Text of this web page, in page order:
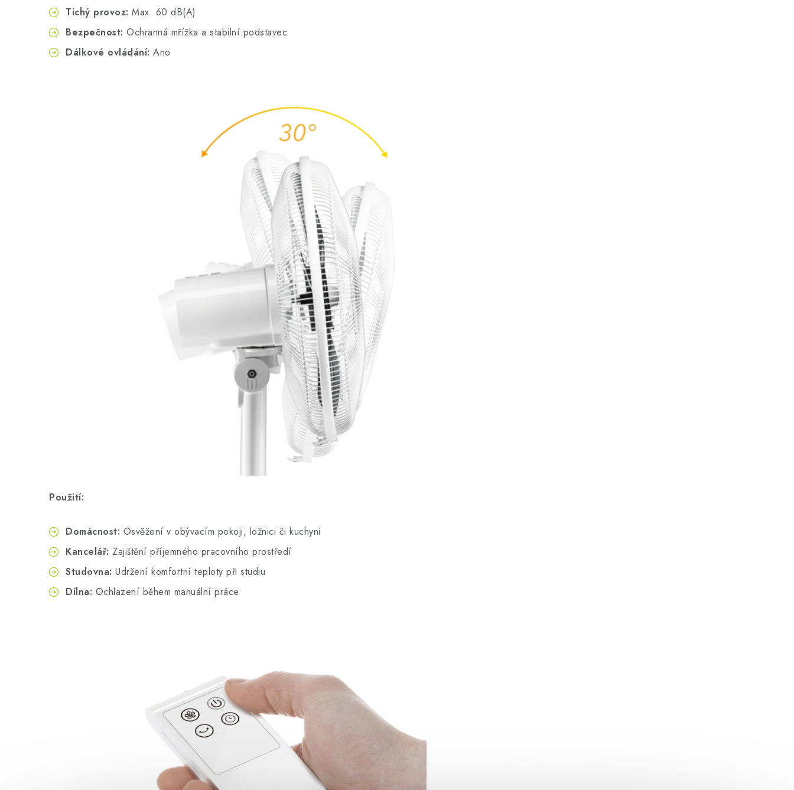
Tichý provoz: Max. 60 dB(A)
Bezpečnost: Ochranná mřížka a stabilní podstavec
Dálkové ovládání: Ano
Použití:
Domácnost: Osvěžení v obývacím pokoji, ložnici či kuchyni
Kancelář: Zajištění příjemného pracovního prostředí
Studovna: Udržení komfortní teploty při studiu
Dílna: Ochlazení během manuální práce